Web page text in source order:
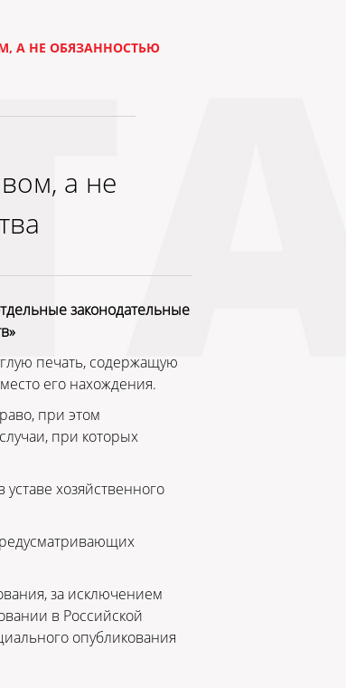
А НЕ ОБЯЗАННОСТЬЮ
а не
законодательные
печать, содержащую
его нахождения.
при этом
при которых
хозяйственного
за исключением
в Российской
опубликования